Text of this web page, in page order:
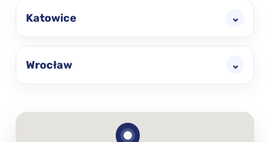
Katowice ⌄
Wrocław ⌄